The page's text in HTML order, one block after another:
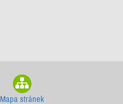
Mapa stránek